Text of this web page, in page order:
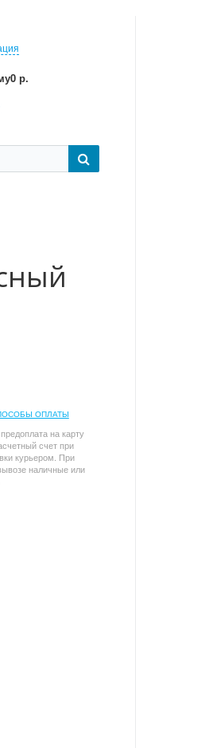
0 р.
ОПЛАТЫ
на карту
счет при
курьером. При
наличные или